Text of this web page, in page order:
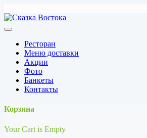
Перейти
к
Ресторан
Меню доставки
Акции
Фото
Банкеты
Контакты
Корзина
Your Cart is Empty